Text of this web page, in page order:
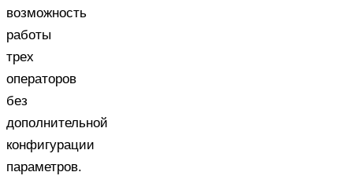
возможность
работы
трех
операторов
без
дополнительной
конфигурации
параметров.